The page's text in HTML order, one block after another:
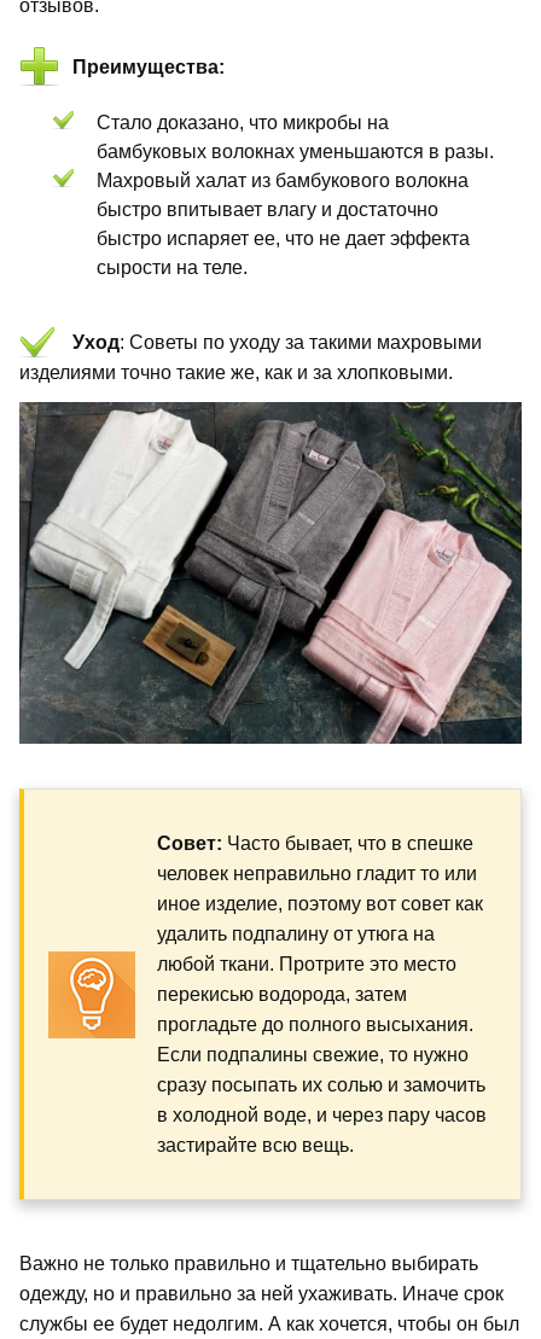
отзывов.
Преимущества:
Стало доказано, что микробы на
бамбуковых волокнах уменьшаются в разы.
Махровый халат из бамбукового волокна
быстро впитывает влагу и достаточно
быстро испаряет ее, что не дает эффекта
сырости на теле.
Уход: Советы по уходу за такими махровыми
изделиями точно такие же, как и за хлопковыми.
Совет: Часто бывает, что в спешке
человек неправильно гладит то или
иное изделие, поэтому вот совет как
удалить подпалину от утюга на
любой ткани. Протрите это место
перекисью водорода, затем
прогладьте до полного высыхания.
Если подпалины свежие, то нужно
сразу посыпать их солью и замочить
в холодной воде, и через пару часов
застирайте всю вещь.
Важно не только правильно и тщательно выбирать
одежду, но и правильно за ней ухаживать. Иначе срок
службы ее будет недолгим. А как хочется, чтобы он был